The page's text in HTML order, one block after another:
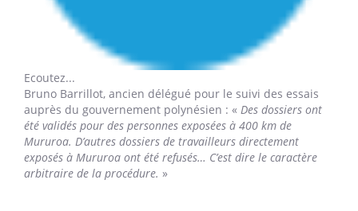
Ecoutez...
Bruno Barrillot, ancien délégué pour le suivi des essais
auprès du gouvernement polynésien : « Des dossiers ont
été validés pour des personnes exposées à 400 km de
Mururoa. D’autres dossiers de travailleurs directement
exposés à Mururoa ont été refusés… C’est dire le caractère
arbitraire de la procédure. »